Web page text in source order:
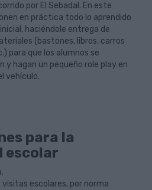
por El Sebadal. En este
en práctica todo lo aprendido
haciéndole entrega de
(bastones, libros, carros
para que los alumnos se
y hagan un pequeño role play en
vehículo.
para la
escolar
visitas escolares, por norma